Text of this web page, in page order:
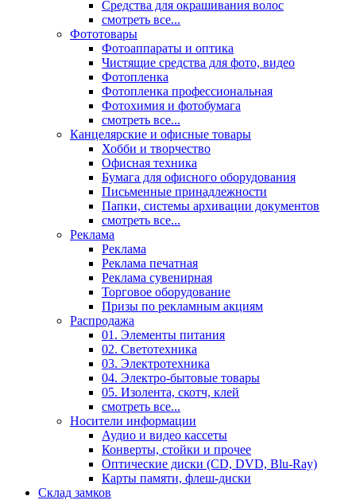
Средства для окрашивания волос
смотреть все...
Фототовары
Фотоаппараты и оптика
Чистящие средства для фото, видео
Фотопленка
Фотопленка профессиональная
Фотохимия и фотобумага
смотреть все...
Канцелярские и офисные товары
Хобби и творчество
Офисная техника
Бумага для офисного оборудования
Письменные принадлежности
Папки, системы архивации документов
смотреть все...
Реклама
Реклама
Реклама печатная
Реклама сувенирная
Торговое оборудование
Призы по рекламным акциям
Распродажа
01. Элементы питания
02. Светотехника
03. Электротехника
04. Электро-бытовые товары
05. Изолента, скотч, клей
смотреть все...
Носители информации
Аудио и видео кассеты
Конверты, стойки и прочее
Оптические диски (CD, DVD, Blu-Ray)
Карты памяти, флеш-диски
Склад замков